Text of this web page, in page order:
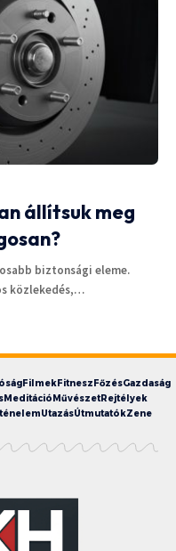
állítsuk meg
biztonsági eleme.
közlekedés,…
FilmekFitneszFőzésGazdaság
MeditációMűvészetRejtélyek
UtazásÚtmutatókZene